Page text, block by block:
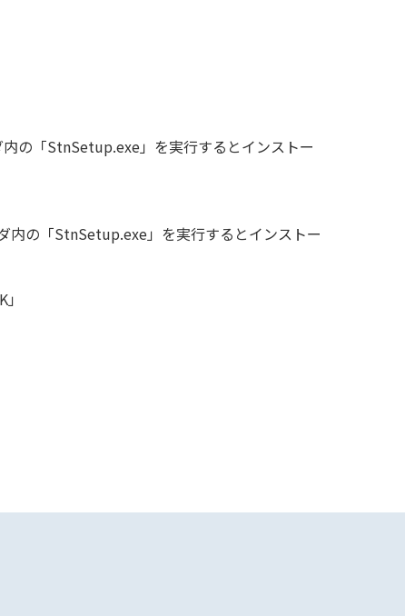
の「StnSetup.exe」を実行するとインストー
内の「StnSetup.exe」を実行するとインストー